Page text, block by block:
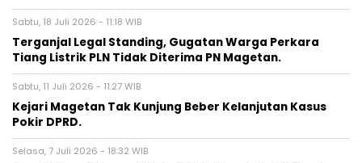
Sabtu, 18 Juli 2026 - 11:18 WIB
Terganjal Legal Standing, Gugatan Warga Perkara
Tiang Listrik PLN Tidak Diterima PN Magetan.
Sabtu, 11 Juli 2026 - 11:27 WIB
Kejari Magetan Tak Kunjung Beber Kelanjutan Kasus
Pokir DPRD.
Selasa, 7 Juli 2026 - 18:32 WIB